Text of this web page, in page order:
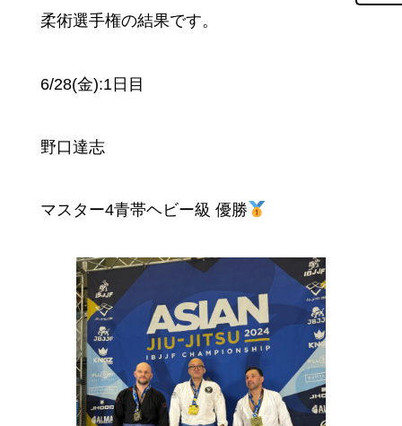
柔術選手権の結果です。
6/28(金):1日目
野口達志
マスター4青帯ヘビー級 優勝